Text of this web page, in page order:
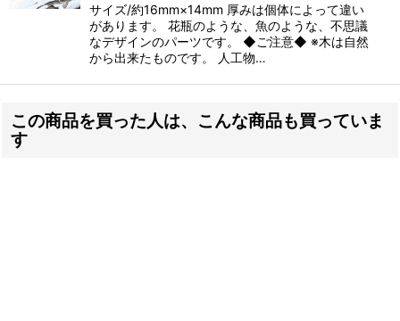
サイズ/約16mm×14mm 厚みは個体によって違い
があります。 花瓶のような、魚のような、不思議
なデザインのパーツです。 ◆ご注意◆ ※木は自然
から出来たものです。 人工物…
この商品を買った人は、こんな商品も買っていま
す